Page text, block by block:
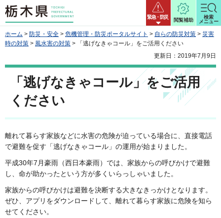
栃木県 緊急・防災
閲覧補助
検索
メニュー
ホーム > 防災・安全 > 危機管理・防災ポータルサイト > 自らの防災対策 > 災害
時の対策 > 風水害の対策 > 「逃げなきゃコール」をご活用ください
更新日：2019年7月9日
「逃げなきゃコール」をご活用
ください
離れて暮らす家族などに水害の危険が迫っている場合に、直接電話
で避難を促す「逃げなきゃコール」の運用が始まりました。
平成30年7月豪雨（西日本豪雨）では、家族からの呼びかけで避難
し、命が助かったという方が多くいらっしゃいました。
家族からの呼びかけは避難を決断する大きなきっかけとなります。
ぜひ、アプリをダウンロードして、離れて暮らす家族に危険を知ら
せてください。